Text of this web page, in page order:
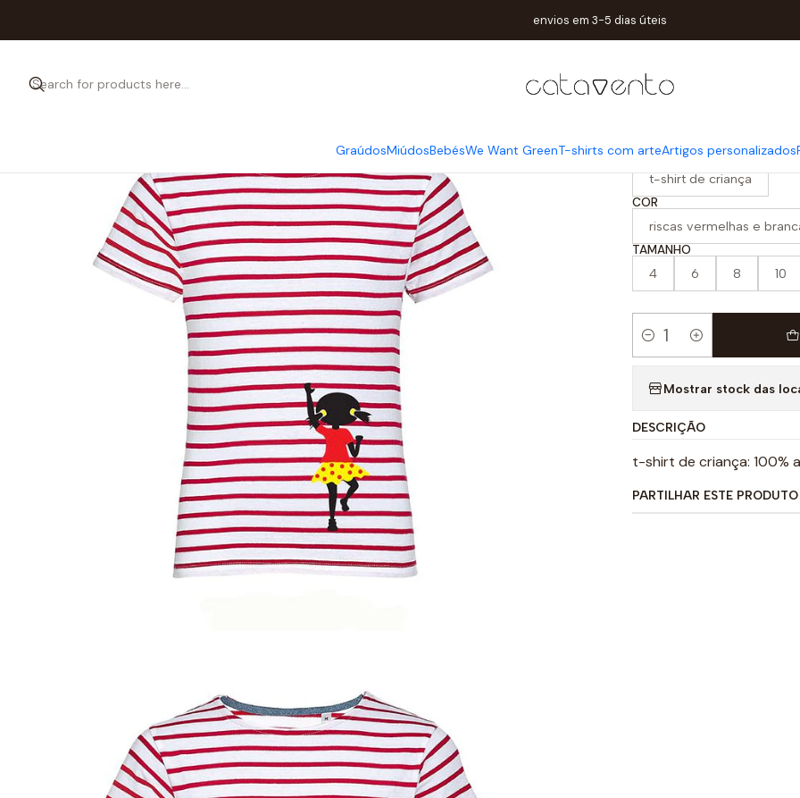
GraúdosMiúdosBebésWe Want GreenT-shirts com arteArtigos personalizados
envios em 3-5 dias úteis
Crianças t-shirt criança riscas up girl
|
t-shirt
PRODUTO
t-shirt de criança
COR
riscas vermelhas e
TAMANHO
4 6 8 10
Quantity
Mostrar stock das
DESCRIÇÃO
t-shirt de criança: 100%
PARTILHAR ESTE PRODUTO